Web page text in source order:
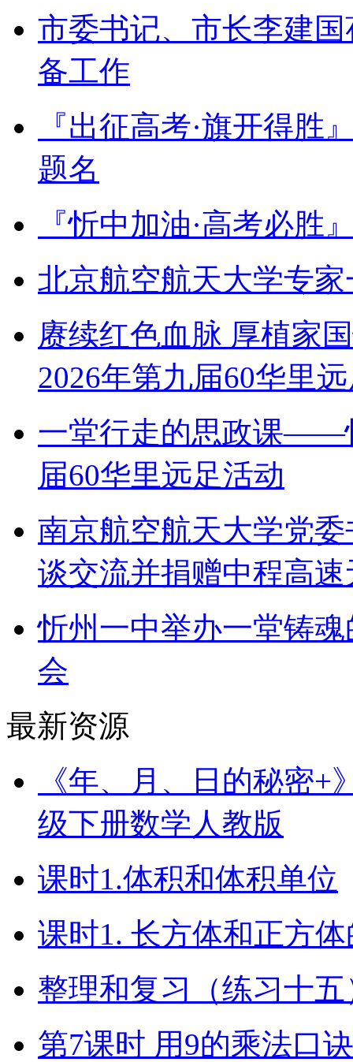
市委书记、市长李建
备工作
『出征高考·旗开得胜
题名
『忻中加油·高考必胜
北京航空航天大学专
赓续红色血脉 厚植家
2026年第九届60华里
一堂行走的思政课——
届60华里远足活动
南京航空航天大学党
谈交流并捐赠中程高
忻州一中举办一堂铸
会
最新资源
《年、月、日的秘密+
级下册数学人教版
课时1.体积和体积单位
课时1. 长方体和正方
整理和复习（练习十五
第7课时 用9的乘法口